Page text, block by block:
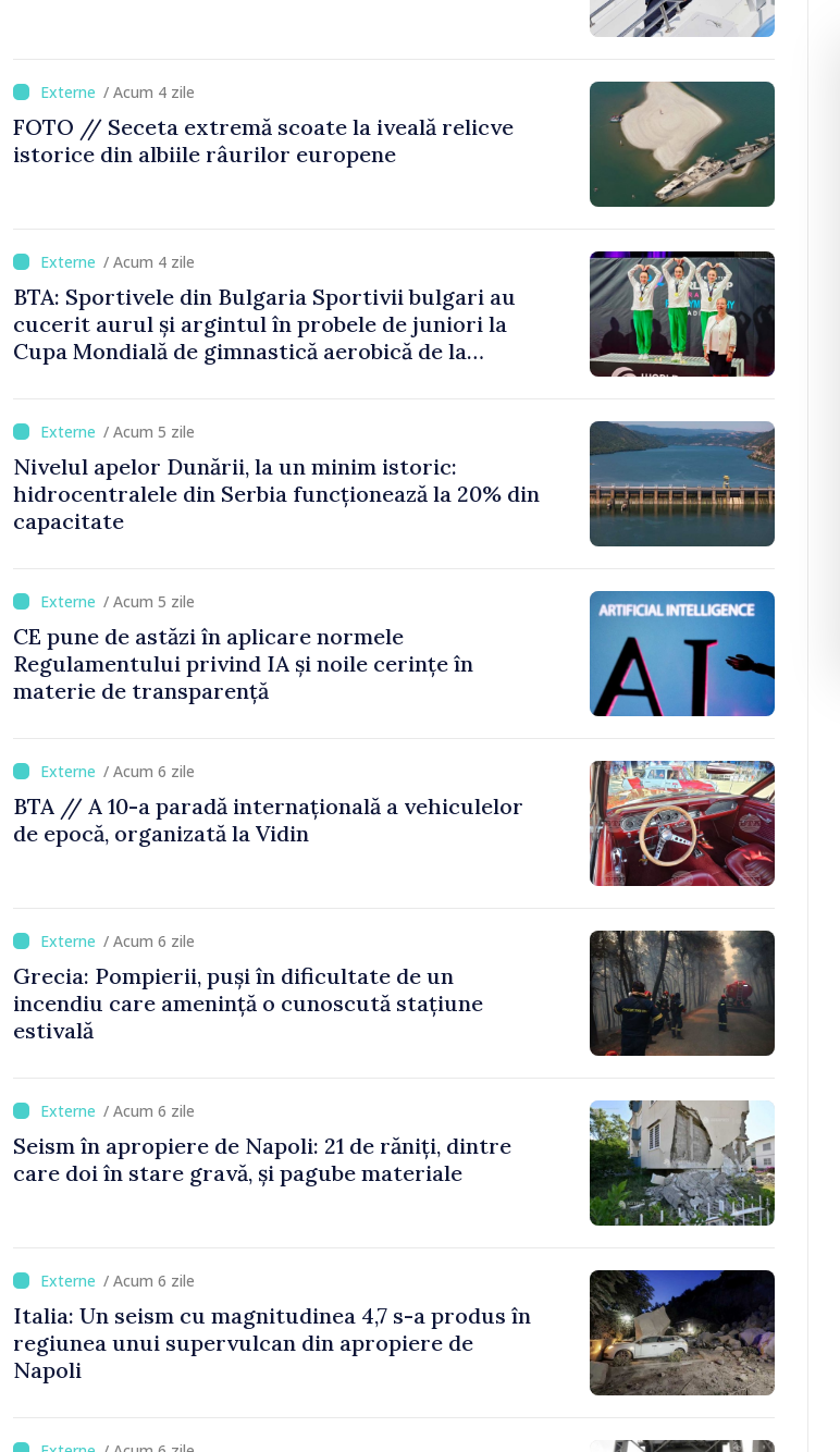
/ Acum 4 zile
FOTO // Seceta extremă scoate la iveală relicve
istorice din albiile râurilor europene
/ Acum 4 zile
BTA: Sportivele din Bulgaria Sportivii bulgari au
cucerit aurul și argintul în probele de juniori la
Cupa Mondială de gimnastică aerobică de la
/ Acum 5 zile
Nivelul apelor Dunării, la un minim istoric:
hidrocentralele din Serbia funcționează la 20% din
capacitate
/ Acum 5 zile
CE pune de astăzi în aplicare normele
Regulamentului privind IA și noile cerințe în
materie de transparență
/ Acum 6 zile
BTA // A 10-a paradă internațională a vehiculelor
de epocă, organizată la Vidin
/ Acum 6 zile
Grecia: Pompierii, puși în dificultate de un
incendiu care amenință o cunoscută stațiune
estivală
/ Acum 6 zile
Seism în apropiere de Napoli: 21 de răniți, dintre
care doi în stare gravă, și pagube materiale
/ Acum 6 zile
Italia: Un seism cu magnitudinea 4,7 s-a produs în
regiunea unui supervulcan din apropiere de
Napoli